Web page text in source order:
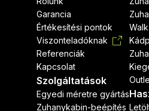
Garancia
Értékesítési pontok
Viszonteladóknak
Referenciák
Kapcsolat
Szolgáltatások
Egyedi méretre gyártás
Zuhanykabin-beépítés